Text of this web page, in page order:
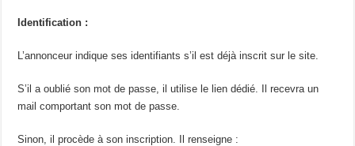
Identification :
L’annonceur indique ses identifiants s’il est déjà inscrit sur le site.
S’il a oublié son mot de passe, il utilise le lien dédié. Il recevra un
mail comportant son mot de passe.
Sinon, il procède à son inscription. Il renseigne :